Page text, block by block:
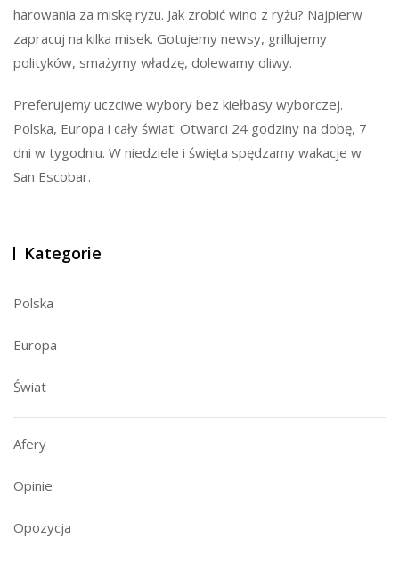
harowania za miskę ryżu. Jak zrobić wino z ryżu? Najpierw
zapracuj na kilka misek. Gotujemy newsy, grillujemy
polityków, smażymy władzę, dolewamy oliwy.
Preferujemy uczciwe wybory bez kiełbasy wyborczej.
Polska, Europa i cały świat. Otwarci 24 godziny na dobę, 7
dni w tygodniu. W niedziele i święta spędzamy wakacje w
San Escobar.
Kategorie
Polska
Europa
Świat
Afery
Opinie
Opozycja